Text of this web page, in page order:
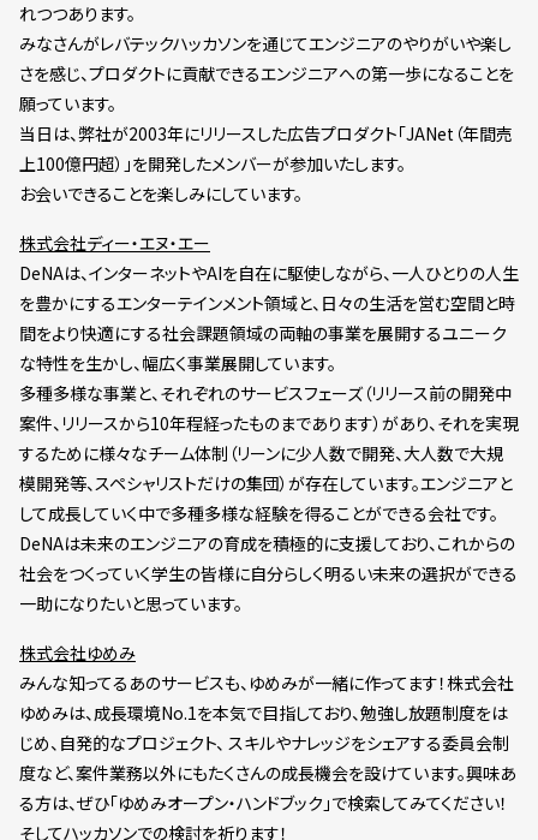
れつつあります。
みなさんがレバテックハッカソンを通じてエンジニアのやりがいや楽し
さを感じ、プロダクトに貢献できるエンジニアへの第一歩になることを
願っています。
当日は、弊社が2003年にリリースした広告プロダクト「JANet（年間売
上100億円超）」を開発したメンバーが参加いたします。
お会いできることを楽しみにしています。
株式会社ディー・エヌ・エー
DeNAは、インターネットやAIを自在に駆使しながら、一人ひとりの人生
を豊かにするエンターテインメント領域と、日々の生活を営む空間と時
間をより快適にする社会課題領域の両軸の事業を展開するユニーク
な特性を生かし、幅広く事業展開しています。
多種多様な事業と、それぞれのサービスフェーズ（リリース前の開発中
案件、リリースから10年程経ったものまであります）があり、それを実現
するために様々なチーム体制（リーンに少人数で開発、大人数で大規
模開発等、スペシャリストだけの集団）が存在しています。エンジニアと
して成長していく中で多種多様な経験を得ることができる会社です。
DeNAは未来のエンジニアの育成を積極的に支援しており、これからの
社会をつくっていく学生の皆様に自分らしく明るい未来の選択ができる
一助になりたいと思っています。
株式会社ゆめみ
みんな知ってるあのサービスも、ゆめみが一緒に作ってます！株式会社
ゆめみは、成長環境No.1を本気で目指しており、勉強し放題制度をは
じめ、自発的なプロジェクト、 スキルやナレッジをシェアする委員会制
度など、案件業務以外にもたくさんの成長機会を設けています。興味あ
る方は、ぜひ「ゆめみオープン・ハンドブック」で検索してみてください！
そしてハッカソンでの検討を祈ります！